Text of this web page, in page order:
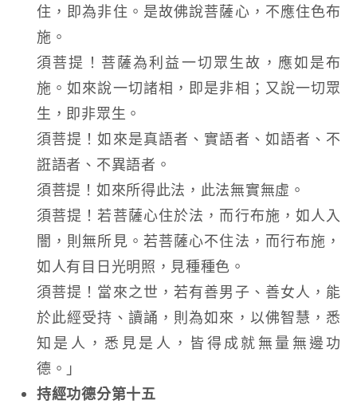
住，即為非住。是故佛說菩薩心，不應住色布
施。
須菩提！菩薩為利益一切眾生故，應如是布
施。如來說一切諸相，即是非相；又說一切眾
生，即非眾生。
須菩提！如來是真語者、實語者、如語者、不
誑語者、不異語者。
須菩提！如來所得此法，此法無實無虛。
須菩提！若菩薩心住於法，而行布施，如人入
闇，則無所見。若菩薩心不住法，而行布施，
如人有目日光明照，見種種色。
須菩提！當來之世，若有善男子、善女人，能
於此經受持、讀誦，則為如來，以佛智慧，悉
知是人，悉見是人，皆得成就無量無邊功
德。」
持經功德分第十五